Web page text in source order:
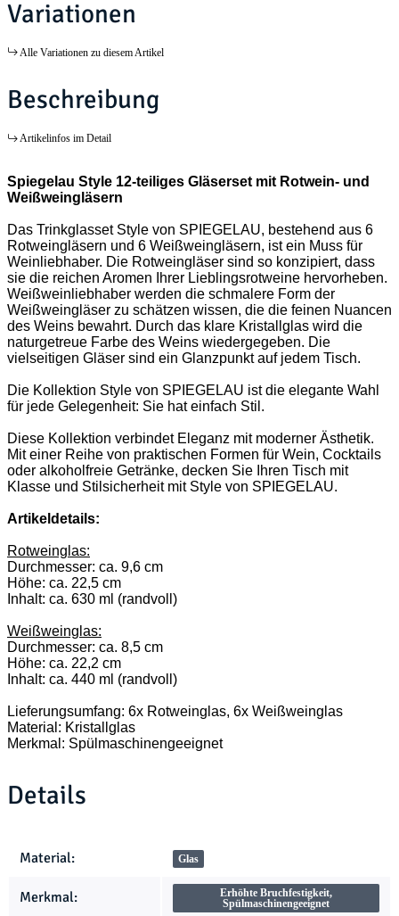
Variationen
Alle Variationen zu diesem Artikel
Beschreibung
Artikelinfos im Detail
Spiegelau Style 12-teiliges Gläserset mit Rotwein- und
Weißweingläsern
Das Trinkglasset Style von SPIEGELAU, bestehend aus 6
Rotweingläsern und 6 Weißweingläsern, ist ein Muss für
Weinliebhaber. Die Rotweingläser sind so konzipiert, dass
sie die reichen Aromen Ihrer Lieblingsrotweine hervorheben.
Weißweinliebhaber werden die schmalere Form der
Weißweingläser zu schätzen wissen, die die feinen Nuancen
des Weins bewahrt. Durch das klare Kristallglas wird die
naturgetreue Farbe des Weins wiedergegeben. Die
vielseitigen Gläser sind ein Glanzpunkt auf jedem Tisch.
Die Kollektion Style von SPIEGELAU ist die elegante Wahl
für jede Gelegenheit: Sie hat einfach Stil.
Diese Kollektion verbindet Eleganz mit moderner Ästhetik.
Mit einer Reihe von praktischen Formen für Wein, Cocktails
oder alkoholfreie Getränke, decken Sie Ihren Tisch mit
Klasse und Stilsicherheit mit Style von SPIEGELAU.
Artikeldetails:
Rotweinglas:
Durchmesser: ca. 9,6 cm
Höhe: ca. 22,5 cm
Inhalt: ca. 630 ml (randvoll)
Weißweinglas:
Durchmesser: ca. 8,5 cm
Höhe: ca. 22,2 cm
Inhalt: ca. 440 ml (randvoll)
Lieferungsumfang: 6x Rotweinglas, 6x Weißweinglas
Material: Kristallglas
Merkmal: Spülmaschinengeeignet
Details
Produkteigenschaft
Wert
Material: Glas
Merkmal:
Erhöhte Bruchfestigkeit,
Spülmaschinengeeignet